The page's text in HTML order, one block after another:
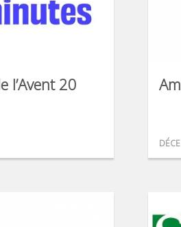
l’Avent 20